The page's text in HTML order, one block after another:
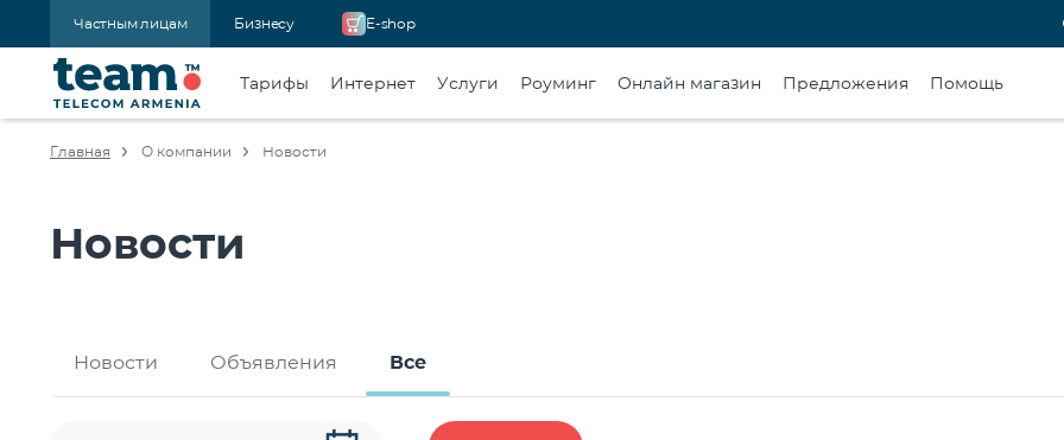
Частным лицам Бизнесу E-shop
Тарифы Интернет Услуги Роуминг Онлайн магазин Предложения Помощь
Главная О компании Новости
Новости
Новости Объявления Все